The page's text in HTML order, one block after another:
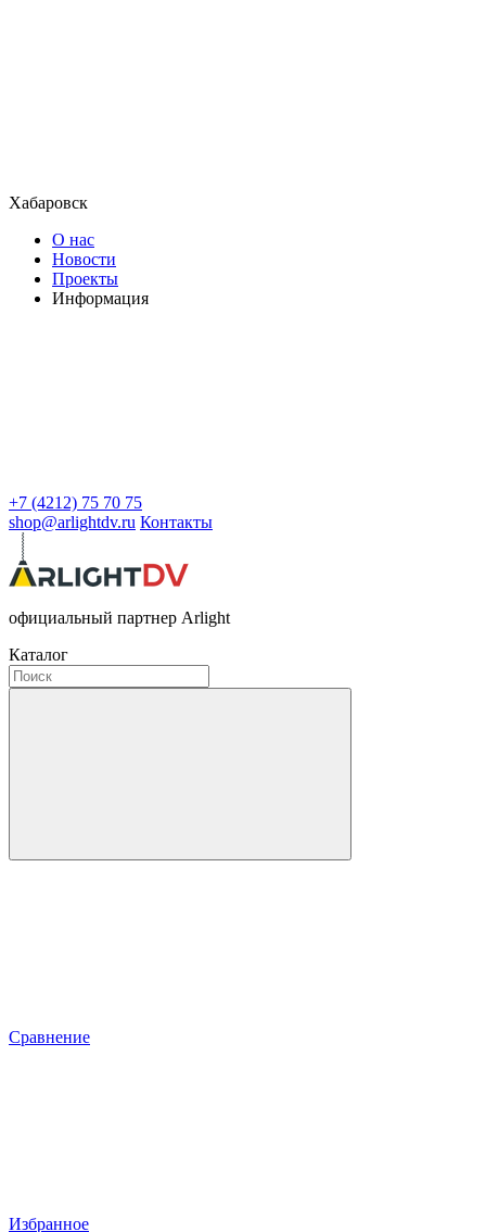
Хабаровск
О нас
Новости
Проекты
Информация
+7 (4212) 75 70 75
shop@arlightdv.ru Контакты
официальный партнер Arlight
Каталог
Сравнение
Избранное